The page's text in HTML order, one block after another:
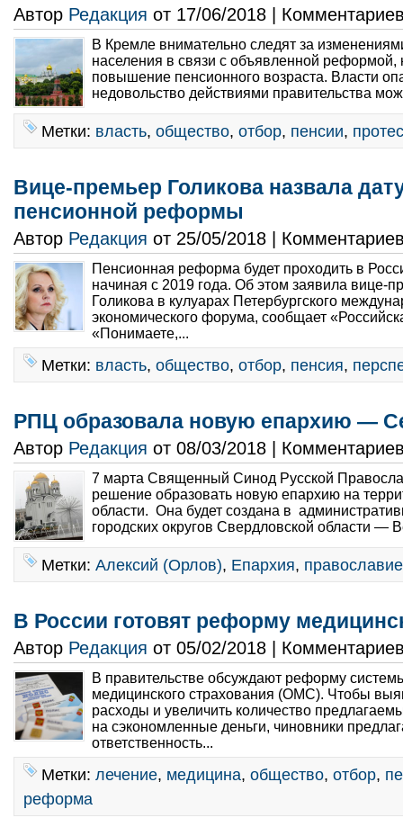
Автор Редакция от 17/06/2018 |
В Кремле внимательно следят за
населения в связи с объявленной реформой,
повышение пенсионного возраста. Власти
недовольство действиями правительства
Метки: власть, общество, отбор, пенсии,
Вице-премьер Голикова назвала
пенсионной реформы
Автор Редакция от 25/05/2018 |
Пенсионная реформа будет проходить в
начиная с 2019 года. Об этом заявила вице-
Голикова в кулуарах Петербургского
экономического форума, сообщает
«Понимаете,...
Метки: власть, общество, отбор, пенсия,
РПЦ образовала новую епархию —
Автор Редакция от 08/03/2018 |
7 марта Священный Синод Русской
решение образовать новую епархию на
области. Она будет создана в
городских округов Свердловской области —
Метки: Алексий (Орлов), Епархия, православие
В России готовят реформу
Автор Редакция от 05/02/2018 |
В правительстве обсуждают реформу
медицинского страхования (ОМС). Чтобы
расходы и увеличить количество
на сэкономленные деньги, чиновники
ответственность...
Метки: лечение, медицина, общество, отбор,
реформа